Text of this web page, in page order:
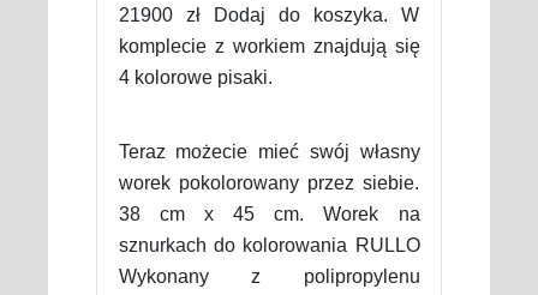
21900 zł Dodaj do koszyka. W
komplecie z workiem znajdują się
4 kolorowe pisaki.
Teraz możecie mieć swój własny
worek pokolorowany przez siebie.
38 cm x 45 cm. Worek na
sznurkach do kolorowania RULLO
Wykonany z polipropylenu